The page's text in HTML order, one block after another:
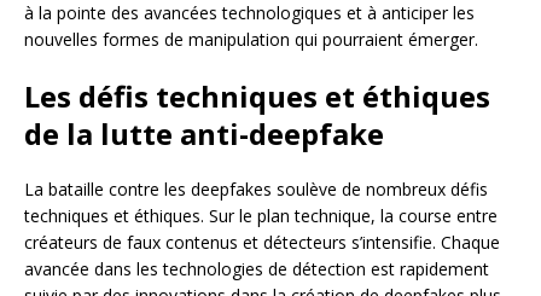
à la pointe des avancées technologiques et à anticiper les
nouvelles formes de manipulation qui pourraient émerger.
Les défis techniques et éthiques
de la lutte anti-deepfake
La bataille contre les deepfakes soulève de nombreux défis
techniques et éthiques. Sur le plan technique, la course entre
créateurs de faux contenus et détecteurs s’intensifie. Chaque
avancée dans les technologies de détection est rapidement